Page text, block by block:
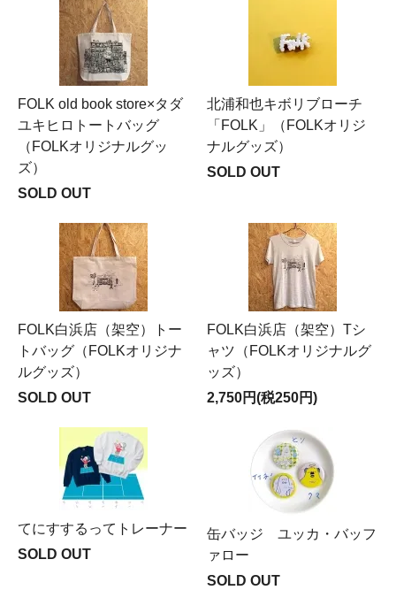
FOLK old book store×タダ
ユキヒロトートバッグ
（FOLKオリジナルグッ
ズ）
SOLD OUT
北浦和也キボリブローチ
「FOLK」（FOLKオリジ
ナルグッズ）
SOLD OUT
FOLK白浜店（架空）トー
トバッグ（FOLKオリジナ
ルグッズ）
SOLD OUT
FOLK白浜店（架空）Tシ
ャツ（FOLKオリジナルグ
ッズ）
2,750円(税250円)
てにすするってトレーナー
SOLD OUT
缶バッジ ユッカ・バッフ
ァロー
SOLD OUT